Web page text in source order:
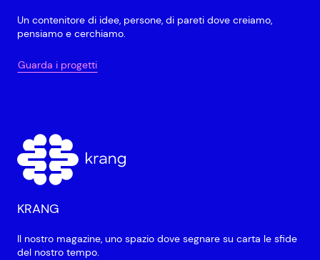
Un contenitore di idee, persone, di pareti dove creiamo,
pensiamo e cerchiamo.
Guarda i progetti
KRANG
Il nostro magazine, uno spazio dove segnare su carta le sfide
del nostro tempo.